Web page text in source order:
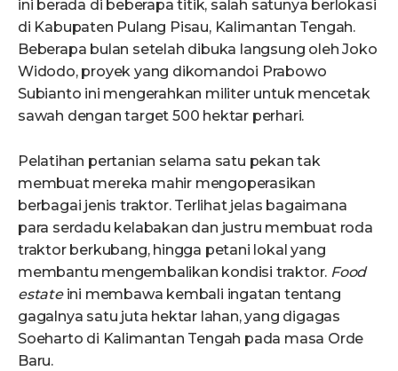
ini berada di beberapa titik, salah satunya berlokasi
di Kabupaten Pulang Pisau, Kalimantan Tengah.
Beberapa bulan setelah dibuka langsung oleh Joko
Widodo, proyek yang dikomandoi Prabowo
Subianto ini mengerahkan militer untuk mencetak
sawah dengan target 500 hektar perhari.
Pelatihan pertanian selama satu pekan tak
membuat mereka mahir mengoperasikan
berbagai jenis traktor. Terlihat jelas bagaimana
para serdadu kelabakan dan justru membuat roda
traktor berkubang, hingga petani lokal yang
membantu mengembalikan kondisi traktor. Food
estate ini membawa kembali ingatan tentang
gagalnya satu juta hektar lahan, yang digagas
Soeharto di Kalimantan Tengah pada masa Orde
Baru.